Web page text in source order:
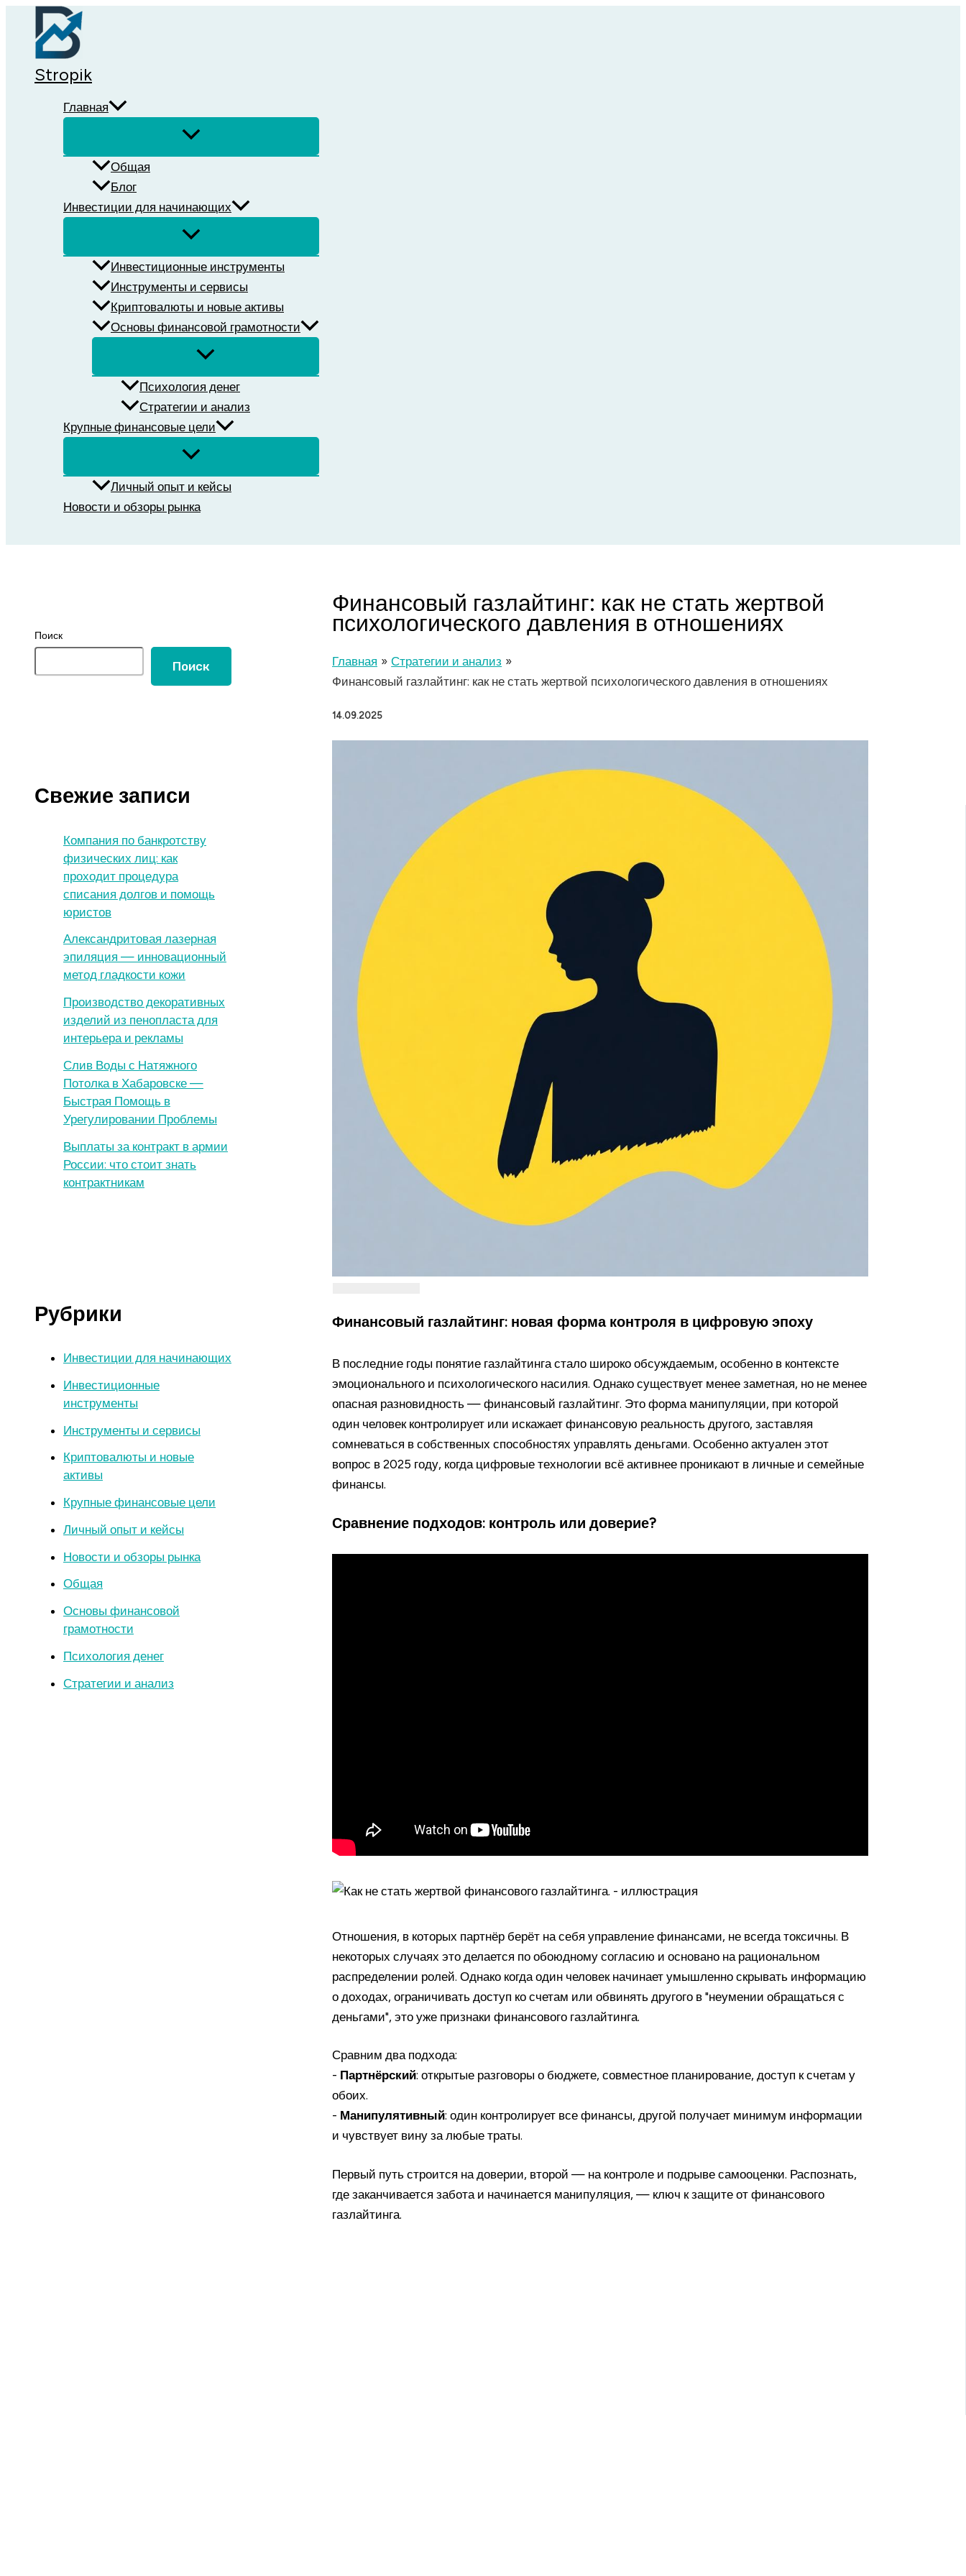
Перейти
содержимому
Stropik
Главная
Общая
Блог
Инвестиции для начинающих
Инвестиционные инструменты
Инструменты и сервисы
Криптовалюты и новые активы
Основы финансовой грамотности
Психология денег
Стратегии и анализ
Крупные финансовые цели
Личный опыт и кейсы
Новости и обзоры рынка
Поиск
Поиск
Свежие записи
Компания по банкротству
физических лиц: как
проходит процедура
списания долгов и помощь
юристов
Александритовая лазерная
эпиляция — инновационный
метод гладкости кожи
Производство декоративных
изделий из пенопласта для
интерьера и рекламы
Слив Воды с Натяжного
Потолка в Хабаровске —
Быстрая Помощь в
Урегулировании Проблемы
Выплаты за контракт в армии
России: что стоит знать
контрактникам
Рубрики
Инвестиции для начинающих
Инвестиционные
инструменты
Инструменты и сервисы
Криптовалюты и новые
активы
Крупные финансовые цели
Личный опыт и кейсы
Новости и обзоры рынка
Общая
Основы финансовой
грамотности
Психология денег
Стратегии и анализ
Финансовый газлайтинг: как не стать жертвой
психологического давления в отношениях
Главная
Стратегии и анализ
Финансовый газлайтинг: как не стать жертвой психологического давления в отношениях
14.09.2025
Финансовый газлайтинг: новая форма контроля в цифровую эпоху
В последние годы понятие газлайтинга стало широко обсуждаемым, особенно в контексте
эмоционального и психологического насилия. Однако существует менее заметная, но не менее
опасная разновидность — финансовый газлайтинг. Это форма манипуляции, при которой
один человек контролирует или искажает финансовую реальность другого, заставляя
сомневаться в собственных способностях управлять деньгами. Особенно актуален этот
вопрос в 2025 году, когда цифровые технологии всё активнее проникают в личные и семейные
финансы.
Сравнение подходов: контроль или доверие?
Отношения, в которых партнёр берёт на себя управление финансами, не всегда токсичны. В
некоторых случаях это делается по обоюдному согласию и основано на рациональном
распределении ролей. Однако когда один человек начинает умышленно скрывать информацию
о доходах, ограничивать доступ ко счетам или обвинять другого в "неумении обращаться с
деньгами", это уже признаки финансового газлайтинга.
Сравним два подхода:
- Партнёрский: открытые разговоры о бюджете, совместное планирование, доступ к счетам у
обоих.
- Манипулятивный: один контролирует все финансы, другой получает минимум информации
и чувствует вину за любые траты.
Первый путь строится на доверии, второй — на контроле и подрыве самооценки. Распознать,
где заканчивается забота и начинается манипуляция, — ключ к защите от финансового
газлайтинга.